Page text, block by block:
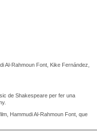
Al-Rahmoun Font, Kike Fernández,
de Shakespeare per fer una
Hammudi Al-Rahmoun Font, que